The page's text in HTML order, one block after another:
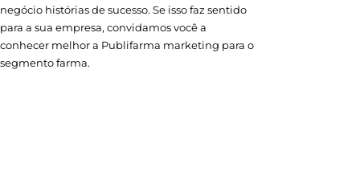
negócio histórias de sucesso. Se isso faz sentido
para a sua empresa, convidamos você a
conhecer melhor a Publifarma marketing para o
segmento farma.